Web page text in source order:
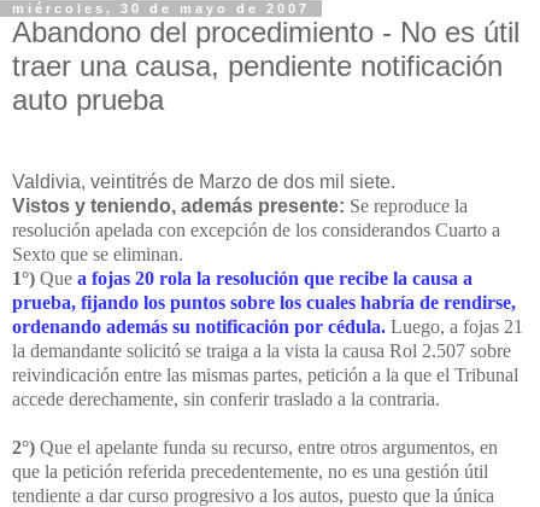
miércoles, 30 de mayo de 2007
Abandono del procedimiento - No es útil
traer una causa, pendiente notificación
auto prueba
Valdivia, veintitrés de Marzo de dos mil siete.
Vistos y teniendo, además presente: Se reproduce la
resolución apelada con excepción de los considerandos Cuarto a
Sexto que se eliminan.
1°) Que a fojas 20 rola la resolución que recibe la causa a
prueba, fijando los puntos sobre los cuales habría de rendirse,
ordenando además su notificación por cédula. Luego, a fojas 21
la demandante solicitó se traiga a la vista la causa Rol 2.507 sobre
reivindicación entre las mismas partes, petición a la que el Tribunal
accede derechamente, sin conferir traslado a la contraria.
2°) Que el apelante funda su recurso, entre otros argumentos, en
que la petición referida precedentemente, no es una gestión útil
tendiente a dar curso progresivo a los autos, puesto que la única